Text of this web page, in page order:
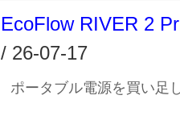
EcoFlow RIVER 2
/ 26-07-17
ポータブル電源を買い足